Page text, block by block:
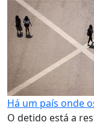
Há um país onde
O detido está a